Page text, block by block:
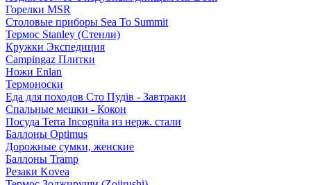
Горелки MSR
Столовые приборы Sea To Summit
Термос Stanley (Стенли)
Кружки Экспедиция
Campingaz Плитки
Ножи Enlan
Термоноски
Еда для походов Сто Пудів - Завтраки
Спальные мешки - Кокон
Посуда Terra Incognita из нерж. стали
Баллоны Optimus
Дорожные сумки, женские
Баллоны Tramp
Резаки Kovea